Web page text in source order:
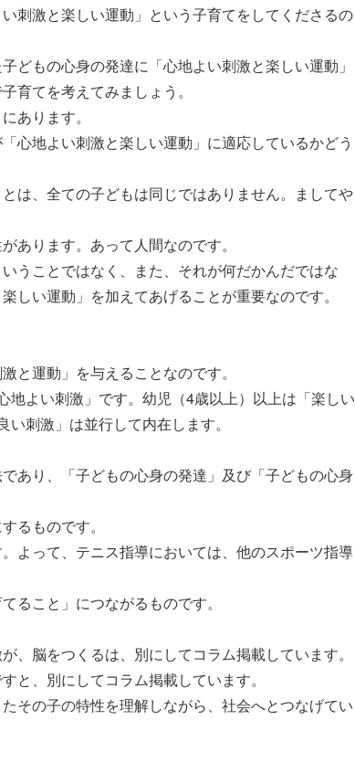
刺激と楽しい運動」という子育てをしてくださるの
どもの心身の発達に「心地よい刺激と楽しい運動」
育てを考えてみましょう。
あります。
心地よい刺激と楽しい運動」に適応しているかどう
は、全ての子どもは同じではありません。ましてや
あります。あって人間なのです。
うことではなく、また、それが何だかんだではな
しい運動」を加えてあげることが重要なのです。
と運動」を与えることなのです。
よい刺激」です。幼児（4歳以上）以上は「楽しい
い刺激」は並行して内在します。
あり、「子どもの心身の発達」及び「子どもの心身
るものです。
よって、テニス指導においては、他のスポーツ指導
ること」につながるものです。
、脳をつくるは、別にしてコラム掲載しています。
と、別にしてコラム掲載しています。
その子の特性を理解しながら、社会へとつなげてい